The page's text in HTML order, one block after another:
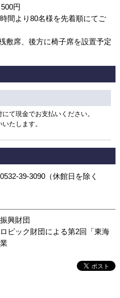
円
間より80名様を先着順にてご
敷席、後方に椅子席を設置予定
て現金でお支払いください。
たします。
39-3090（休館日を除く
興財団
ピック財団による第2回「東海